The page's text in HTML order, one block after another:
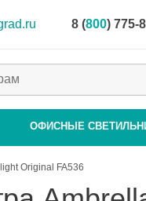
8 (800) 775-
ОФИСНЫЕ
Original FA536